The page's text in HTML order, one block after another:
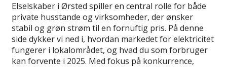
Elselskaber i Ørsted spiller en central rolle for både
private husstande og virksomheder, der ønsker
stabil og grøn strøm til en fornuftig pris. På denne
side dykker vi ned i, hvordan markedet for elektricitet
fungerer i lokalområdet, og hvad du som forbruger
kan forvente i 2025. Med fokus på konkurrence,